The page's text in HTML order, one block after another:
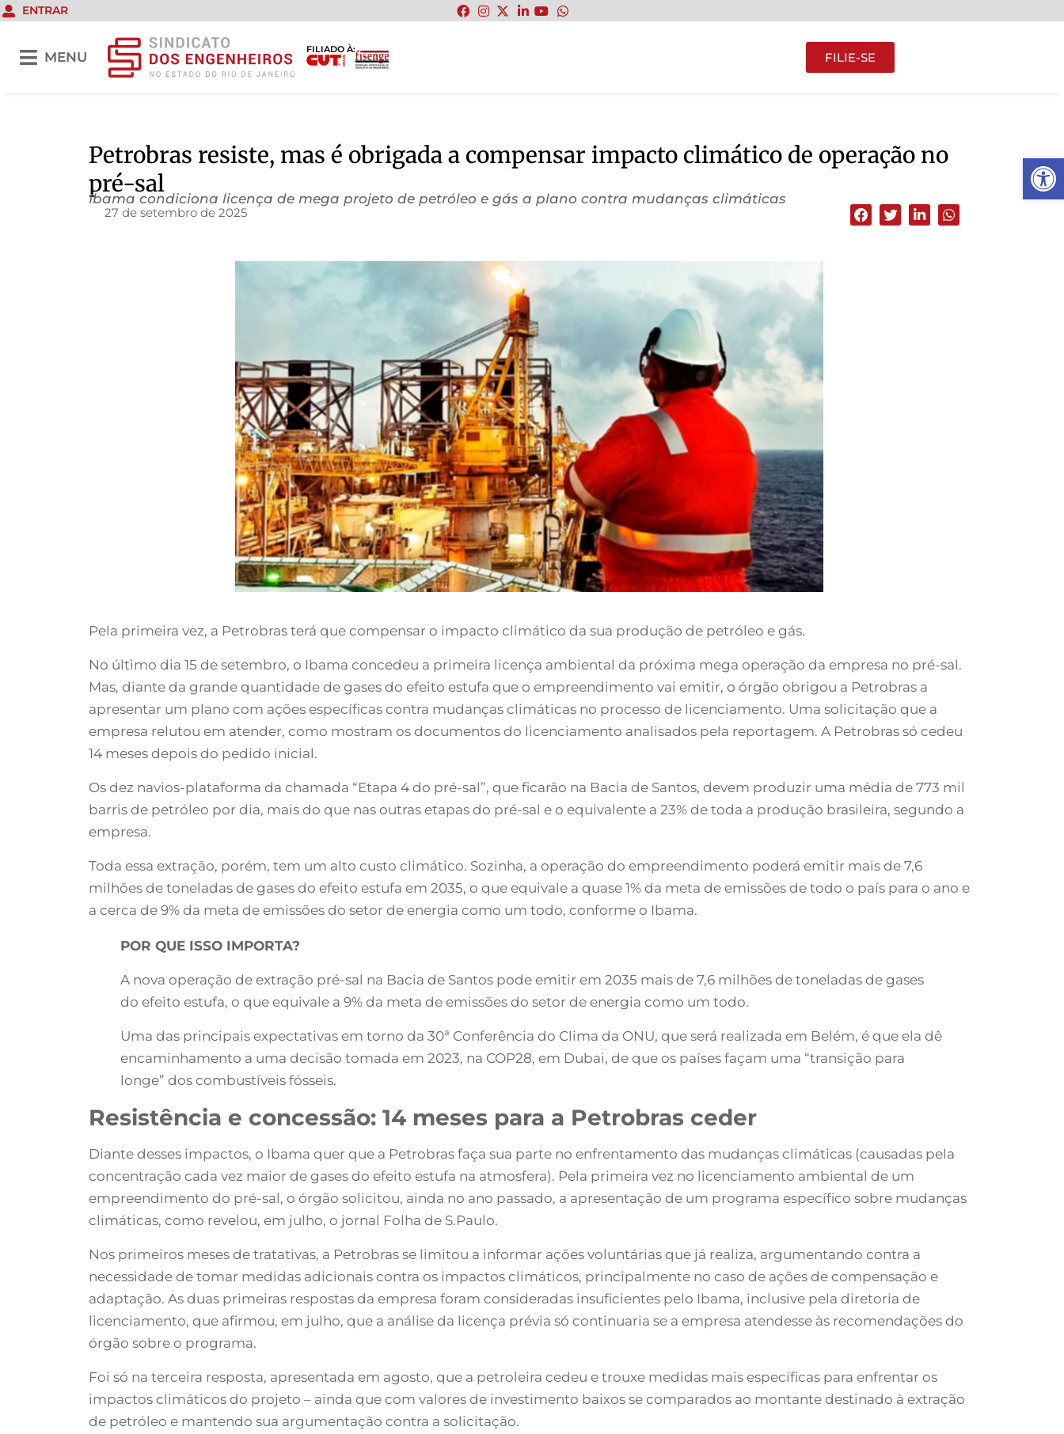
Abrir
ENTRAR
MENU
FILIADO À:
FILIE-SE
Petrobras resiste, mas é obrigada a compensar impacto climático de operação no
pré-sal
Ibama condiciona licença de mega projeto de petróleo e gás a plano contra mudanças climáticas
27 de setembro de 2025
Pela primeira vez, a Petrobras terá que compensar o impacto climático da sua produção de petróleo e gás.
No último dia 15 de setembro, o Ibama concedeu a primeira licença ambiental da próxima mega operação da empresa no pré-sal.
Mas, diante da grande quantidade de gases do efeito estufa que o empreendimento vai emitir, o órgão obrigou a Petrobras a
apresentar um plano com ações específicas contra mudanças climáticas no processo de licenciamento. Uma solicitação que a
empresa relutou em atender, como mostram os documentos do licenciamento analisados pela reportagem. A Petrobras só cedeu
14 meses depois do pedido inicial.
Os dez navios-plataforma da chamada “Etapa 4 do pré-sal”, que ficarão na Bacia de Santos, devem produzir uma média de 773 mil
barris de petróleo por dia, mais do que nas outras etapas do pré-sal e o equivalente a 23% de toda a produção brasileira, segundo a
empresa.
Toda essa extração, porém, tem um alto custo climático. Sozinha, a operação do empreendimento poderá emitir mais de 7,6
milhões de toneladas de gases do efeito estufa em 2035, o que equivale a quase 1% da meta de emissões de todo o país para o ano e
a cerca de 9% da meta de emissões do setor de energia como um todo, conforme o Ibama.
POR QUE ISSO IMPORTA?
A nova operação de extração pré-sal na Bacia de Santos pode emitir em 2035 mais de 7,6 milhões de toneladas de gases
do efeito estufa, o que equivale a 9% da meta de emissões do setor de energia como um todo.
Uma das principais expectativas em torno da 30ª Conferência do Clima da ONU, que será realizada em Belém, é que ela dê
encaminhamento a uma decisão tomada em 2023, na COP28, em Dubai, de que os países façam uma “transição para
longe” dos combustíveis fósseis.
Resistência e concessão: 14 meses para a Petrobras ceder
Diante desses impactos, o Ibama quer que a Petrobras faça sua parte no enfrentamento das mudanças climáticas (causadas pela
concentração cada vez maior de gases do efeito estufa na atmosfera). Pela primeira vez no licenciamento ambiental de um
empreendimento do pré-sal, o órgão solicitou, ainda no ano passado, a apresentação de um programa específico sobre mudanças
climáticas, como revelou, em julho, o jornal Folha de S.Paulo.
Nos primeiros meses de tratativas, a Petrobras se limitou a informar ações voluntárias que já realiza, argumentando contra a
necessidade de tomar medidas adicionais contra os impactos climáticos, principalmente no caso de ações de compensação e
adaptação. As duas primeiras respostas da empresa foram consideradas insuficientes pelo Ibama, inclusive pela diretoria de
licenciamento, que afirmou, em julho, que a análise da licença prévia só continuaria se a empresa atendesse às recomendações do
órgão sobre o programa.
Foi só na terceira resposta, apresentada em agosto, que a petroleira cedeu e trouxe medidas mais específicas para enfrentar os
impactos climáticos do projeto – ainda que com valores de investimento baixos se comparados ao montante destinado à extração
de petróleo e mantendo sua argumentação contra a solicitação.